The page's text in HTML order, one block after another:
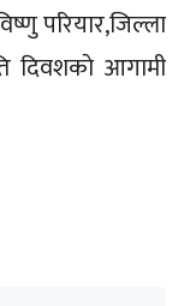
परियार,जिल्ला
दिवशकाे आगामी